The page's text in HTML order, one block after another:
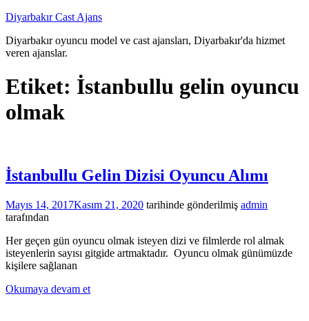
İçeriğe
Diyarbakır Cast Ajans
Diyarbakır oyuncu model ve cast ajansları, Diyarbakır'da hizmet
veren ajanslar.
Etiket: İstanbullu gelin oyuncu
olmak
İstanbullu Gelin Dizisi Oyuncu Alımı
Mayıs 14, 2017Kasım 21, 2020 tarihinde gönderilmiş admin
tarafından
Her geçen gün oyuncu olmak isteyen dizi ve filmlerde rol almak
isteyenlerin sayısı gitgide artmaktadır. Oyuncu olmak günümüzde
kişilere sağlanan
Okumaya devam et